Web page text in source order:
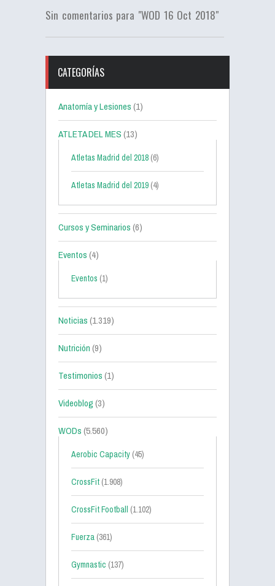
Sin comentarios para "WOD 16 Oct 2018"
CATEGORÍAS
Anatomía y Lesiones(1)
ATLETA DEL MES(13)
Atletas Madrid del 2018 (6)
Atletas Madrid del 2019 (4)
Cursos y Seminarios(6)
Eventos(4)
Eventos (1)
Noticias(1.319)
Nutrición(9)
Testimonios(1)
Videoblog(3)
WODs(5.560)
Aerobic Capacity (45)
CrossFit (1.908)
CrossFit Football (1.102)
Fuerza (361)
Gymnastic (137)